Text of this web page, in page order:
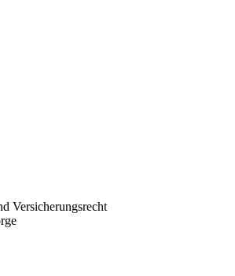
Versicherungsrecht